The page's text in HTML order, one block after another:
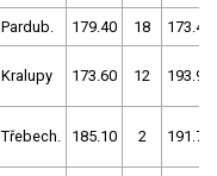
Pardub. 179.40 18 173.40
Kralupy 173.60 12 193.90
Třebech. 185.10 2 191.70